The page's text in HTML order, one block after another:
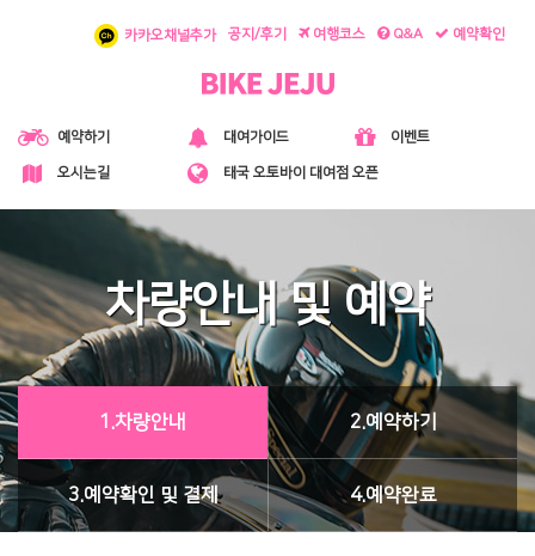
카카오채널추가 공지/후기 여행코스 Q&A 예약확인
예약하기 대여가이드 이벤트
오시는길 태국 오토바이 대여점 오픈
차량안내 및 예약
1.차량안내 2.예약하기
3.예약확인 및 결제 4.예약완료